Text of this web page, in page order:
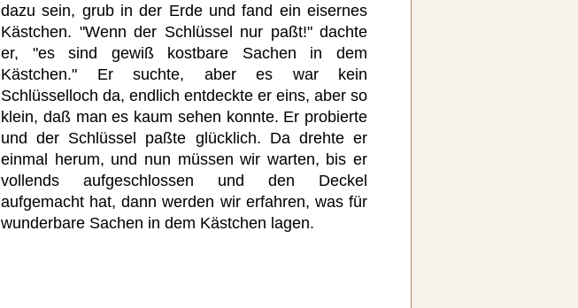
dazu sein, grub in der Erde und fand ein eisernes
Kästchen. "Wenn der Schlüssel nur paßt!" dachte
er, "es sind gewiß kostbare Sachen in dem
Kästchen." Er suchte, aber es war kein
Schlüsselloch da, endlich entdeckte er eins, aber so
klein, daß man es kaum sehen konnte. Er probierte
und der Schlüssel paßte glücklich. Da drehte er
einmal herum, und nun müssen wir warten, bis er
vollends aufgeschlossen und den Deckel
aufgemacht hat, dann werden wir erfahren, was für
wunderbare Sachen in dem Kästchen lagen.